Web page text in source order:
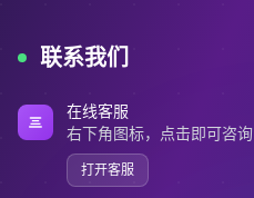
联系我们
在线客服
右下角图标，点击即可咨询
打开客服